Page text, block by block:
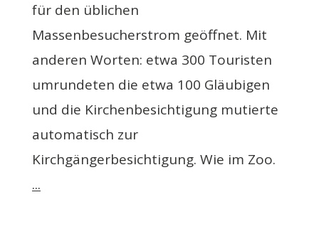
für den üblichen
Massenbesucherstrom geöffnet. Mit
anderen Worten: etwa 300 Touristen
umrundeten die etwa 100 Gläubigen
und die Kirchenbesichtigung mutierte
automatisch zur
Kirchgängerbesichtigung. Wie im Zoo.
...